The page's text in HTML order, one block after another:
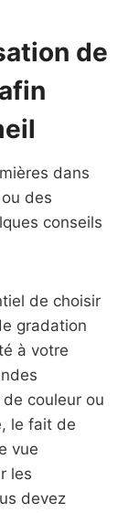
de
dans
des
conseils
de choisir
gradation
à votre
couleur ou
le fait de
vue
les
devez